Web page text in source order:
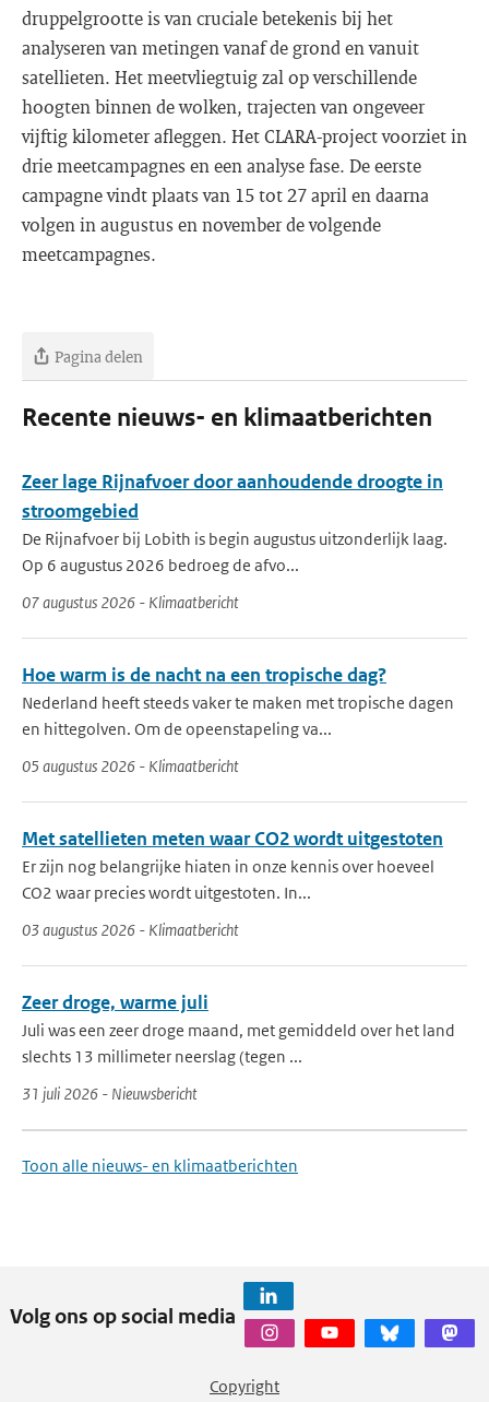
druppelgrootte is van cruciale betekenis bij het
analyseren van metingen vanaf de grond en vanuit
satellieten. Het meetvliegtuig zal op verschillende
hoogten binnen de wolken, trajecten van ongeveer
vijftig kilometer afleggen. Het CLARA-project voorziet in
drie meetcampagnes en een analyse fase. De eerste
campagne vindt plaats van 15 tot 27 april en daarna
volgen in augustus en november de volgende
meetcampagnes.
Pagina delen
Recente nieuws- en klimaatberichten
Zeer lage Rijnafvoer door aanhoudende droogte in
stroomgebied
De Rijnafvoer bij Lobith is begin augustus uitzonderlijk laag.
Op 6 augustus 2026 bedroeg de afvo...
07 augustus 2026 - Klimaatbericht
Hoe warm is de nacht na een tropische dag?
Nederland heeft steeds vaker te maken met tropische dagen
en hittegolven. Om de opeenstapeling va...
05 augustus 2026 - Klimaatbericht
Met satellieten meten waar CO2 wordt uitgestoten
Er zijn nog belangrijke hiaten in onze kennis over hoeveel
CO2 waar precies wordt uitgestoten. In...
03 augustus 2026 - Klimaatbericht
Zeer droge, warme juli
Juli was een zeer droge maand, met gemiddeld over het land
slechts 13 millimeter neerslag (tegen ...
31 juli 2026 - Nieuwsbericht
Toon alle nieuws- en klimaatberichten
Volg ons op social media
Copyright